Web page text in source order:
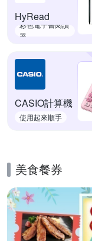
HyRead
彩色電子書閱讀
器
CASIO計算機
使用起來順手
美食餐券